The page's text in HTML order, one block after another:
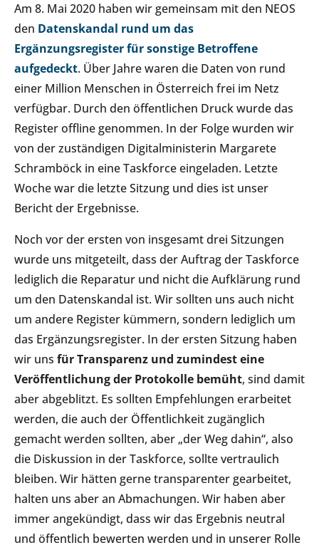
Am 8. Mai 2020 haben wir gemeinsam mit den NEOS
den Datenskandal rund um das
Ergänzungsregister für sonstige Betroffene
aufgedeckt. Über Jahre waren die Daten von rund
einer Million Menschen in Österreich frei im Netz
verfügbar. Durch den öffentlichen Druck wurde das
Register offline genommen. In der Folge wurden wir
von der zuständigen Digitalministerin Margarete
Schramböck in eine Taskforce eingeladen. Letzte
Woche war die letzte Sitzung und dies ist unser
Bericht der Ergebnisse.
Noch vor der ersten von insgesamt drei Sitzungen
wurde uns mitgeteilt, dass der Auftrag der Taskforce
lediglich die Reparatur und nicht die Aufklärung rund
um den Datenskandal ist. Wir sollten uns auch nicht
um andere Register kümmern, sondern lediglich um
das Ergänzungsregister. In der ersten Sitzung haben
wir uns für Transparenz und zumindest eine
Veröffentlichung der Protokolle bemüht, sind damit
aber abgeblitzt. Es sollten Empfehlungen erarbeitet
werden, die auch der Öffentlichkeit zugänglich
gemacht werden sollten, aber „der Weg dahin“, also
die Diskussion in der Taskforce, sollte vertraulich
bleiben. Wir hätten gerne transparenter gearbeitet,
halten uns aber an Abmachungen. Wir haben aber
immer angekündigt, dass wir das Ergebnis neutral
und öffentlich bewerten werden und in unserer Rolle